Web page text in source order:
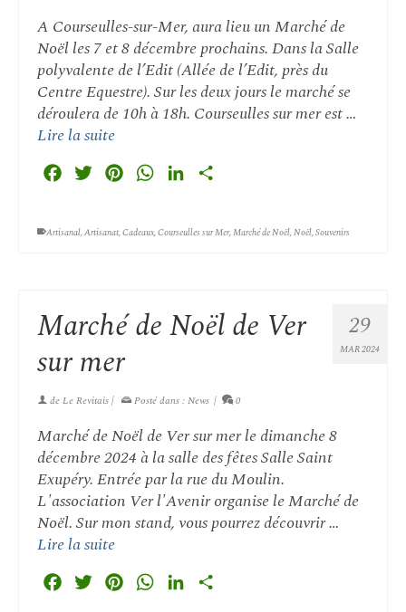
A Courseulles-sur-Mer, aura lieu un Marché de
Noël les 7 et 8 décembre prochains. Dans la Salle
polyvalente de l’Edit (Allée de l’Edit, près du
Centre Equestre). Sur les deux jours le marché se
déroulera de 10h à 18h. Courseulles sur mer est …
Lire la suite
FacebookTwitterPinterestWhatsAppLinkedIn
Artisanal,Artisanat,Cadeaux,Courseulles sur Mer,Marché de Noël,Noël,Souvenirs
29
MAR 2024
Marché de Noël de Ver
sur mer
deLe Revitais| Posté dans : News | 0
Marché de Noël de Ver sur mer le dimanche 8
décembre 2024 à la salle des fêtes Salle Saint
Exupéry. Entrée par la rue du Moulin.
L'association Ver l'Avenir organise le Marché de
Noël. Sur mon stand, vous pourrez découvrir …
Lire la suite
FacebookTwitterPinterestWhatsAppLinkedIn